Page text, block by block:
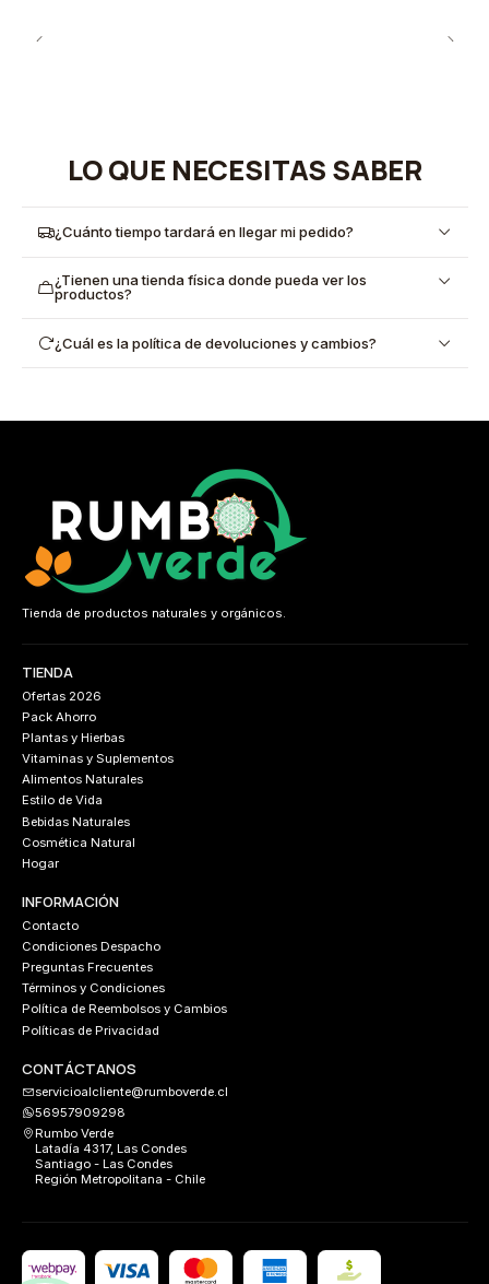
LO QUE NECESITAS SABER
¿Cuánto tiempo tardará en llegar mi pedido?
¿Tienen una tienda física donde pueda ver los
productos?
¿Cuál es la política de devoluciones y cambios?
Tienda de productos naturales y orgánicos.
TIENDA
Ofertas 2026
Pack Ahorro
Plantas y Hierbas
Vitaminas y Suplementos
Alimentos Naturales
Estilo de Vida
Bebidas Naturales
Cosmética Natural
Hogar
INFORMACIÓN
Contacto
Condiciones Despacho
Preguntas Frecuentes
Términos y Condiciones
Política de Reembolsos y Cambios
Políticas de Privacidad
CONTÁCTANOS
servicioalcliente@rumboverde.cl
56957909298
Rumbo Verde
Latadía 4317, Las Condes
Santiago - Las Condes
Región Metropolitana - Chile